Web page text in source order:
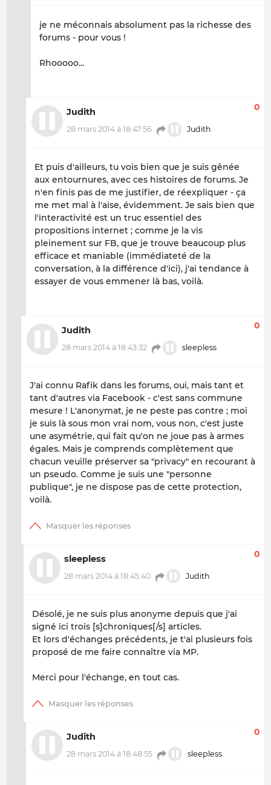
je ne méconnais absolument pas la richesse des
forums - pour vous !
Rhooooo...
Judith
28 mars 2014 à 18:47:56 Judith
0
Et puis d'ailleurs, tu vois bien que je suis gênée
aux entournures, avec ces histoires de forums. Je
n'en finis pas de me justifier, de réexpliquer - ça
me met mal à l'aise, évidemment. Je sais bien que
l'interactivité est un truc essentiel des
propositions internet ; comme je la vis
pleinement sur FB, que je trouve beaucoup plus
efficace et maniable (immédiateté de la
conversation, à la différence d'ici), j'ai tendance à
essayer de vous emmener là bas, voilà.
Judith
28 mars 2014 à 18:43:32 sleepless
0
J'ai connu Rafik dans les forums, oui, mais tant et
tant d'autres via Facebook - c'est sans commune
mesure ! L'anonymat, je ne peste pas contre ; moi
je suis là sous mon vrai nom, vous non, c'est juste
une asymétrie, qui fait qu'on ne joue pas à armes
égales. Mais je comprends complètement que
chacun veuille préserver sa "privacy" en recourant à
un pseudo. Comme je suis une "personne
publique", je ne dispose pas de cette protection,
voilà.
sleepless
28 mars 2014 à 18:45:40 Judith
0
Désolé, je ne suis plus anonyme depuis que j'ai
signé ici trois [s]chroniques[/s] articles.
Et lors d'échanges précédents, je t'ai plusieurs fois
proposé de me faire connaître via MP.
Merci pour l'échange, en tout cas.
Judith
28 mars 2014 à 18:48:55 sleepless
0